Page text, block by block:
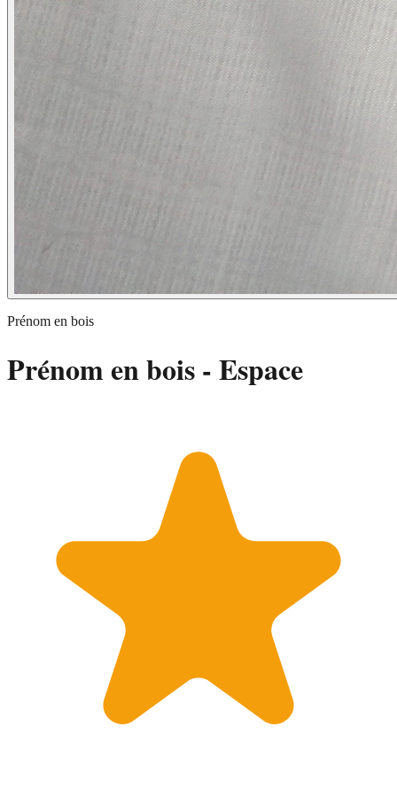
Prénom en bois
Prénom en bois - Espace